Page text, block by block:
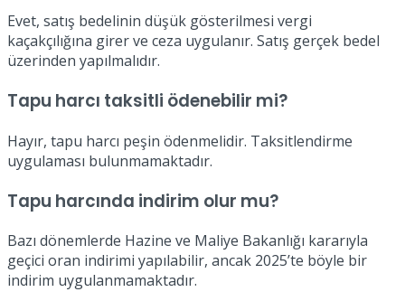
Evet, satış bedelinin düşük gösterilmesi vergi
kaçakçılığına girer ve ceza uygulanır. Satış gerçek bedel
üzerinden yapılmalıdır.
Tapu harcı taksitli ödenebilir mi?
Hayır, tapu harcı peşin ödenmelidir. Taksitlendirme
uygulaması bulunmamaktadır.
Tapu harcında indirim olur mu?
Bazı dönemlerde Hazine ve Maliye Bakanlığı kararıyla
geçici oran indirimi yapılabilir, ancak 2025’te böyle bir
indirim uygulanmamaktadır.